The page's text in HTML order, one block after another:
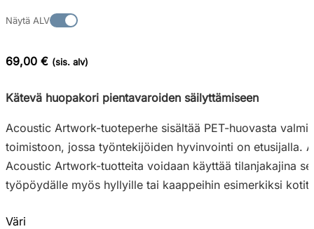
Näytä ALV
69,00 € (sis. alv)
Kätevä huopakori pientavaroiden säilyttämiseen
Acoustic Artwork-tuoteperhe sisältää PET-huovasta
toimistoon, jossa työntekijöiden hyvinvointi on etusijalla.
Acoustic Artwork-tuotteita voidaan käyttää tilanjakajina
työpöydälle myös hyllyille tai kaappeihin esimerkiksi
Väri